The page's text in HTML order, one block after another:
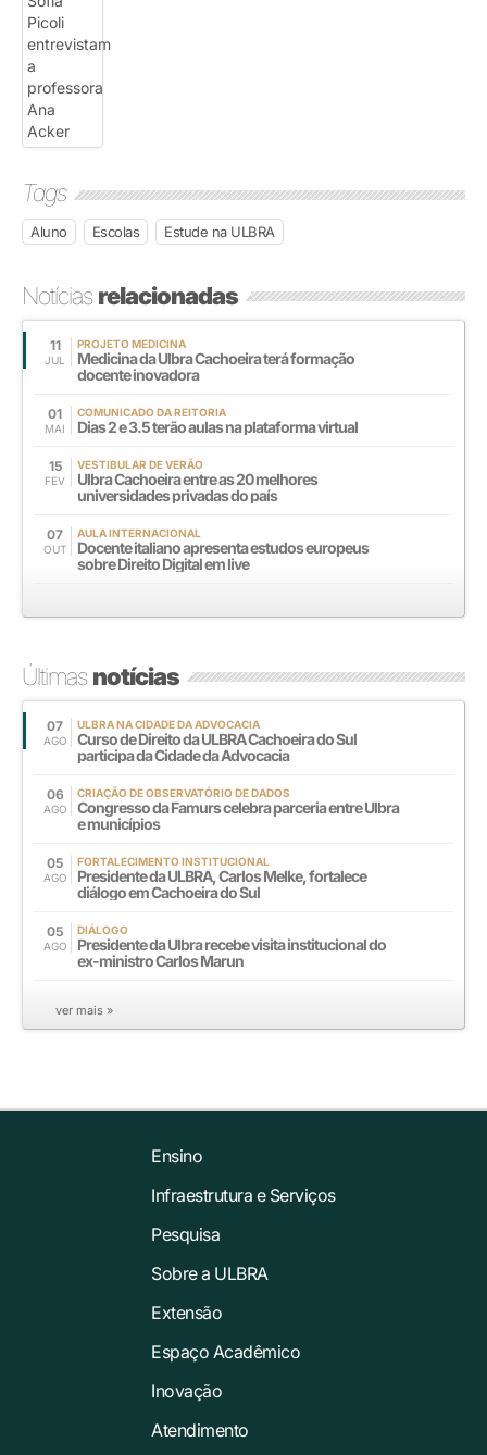
Tags
Aluno Escolas Estude na ULBRA
Notíciasrelacionadas
11
JUL
PROJETO MEDICINA
Medicina da Ulbra Cachoeira terá formação
docente inovadora
01
MAI
COMUNICADO DA REITORIA
Dias 2 e 3.5 terão aulas na plataforma virtual
15
FEV
VESTIBULAR DE VERÃO
Ulbra Cachoeira entre as 20 melhores
universidades privadas do país
07
OUT
AULA INTERNACIONAL
Docente italiano apresenta estudos europeus
sobre Direito Digital em live
Últimasnotícias
07
AGO
ULBRA NA CIDADE DA ADVOCACIA
Curso de Direito da ULBRA Cachoeira do Sul
participa da Cidade da Advocacia
06
AGO
CRIAÇÃO DE OBSERVATÓRIO DE DADOS
Congresso da Famurs celebra parceria entre Ulbra
e municípios
05
AGO
FORTALECIMENTO INSTITUCIONAL
Presidente da ULBRA, Carlos Melke, fortalece
diálogo em Cachoeira do Sul
05
AGO
DIÁLOGO
Presidente da Ulbra recebe visita institucional do
ex-ministro Carlos Marun
ver mais »
Ensino
Infraestrutura e Serviços
Pesquisa
Sobre a ULBRA
Extensão
Espaço Acadêmico
Inovação
Atendimento